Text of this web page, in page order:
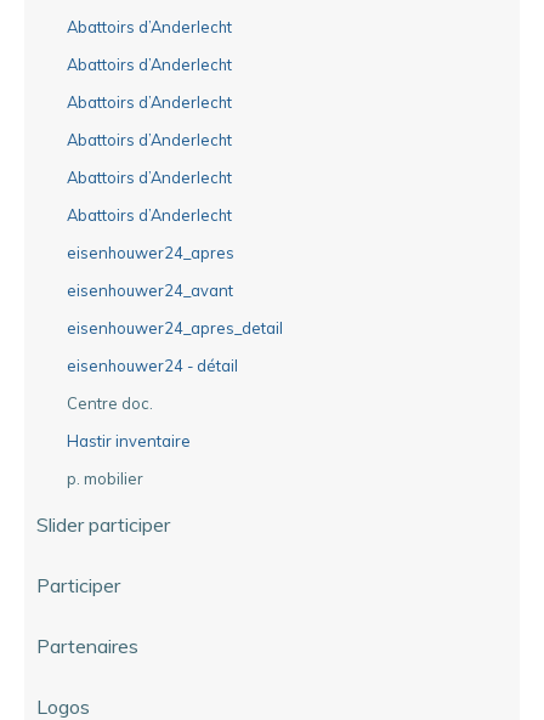
Abattoirs d’Anderlecht
Abattoirs d’Anderlecht
Abattoirs d’Anderlecht
Abattoirs d’Anderlecht
Abattoirs d’Anderlecht
Abattoirs d’Anderlecht
eisenhouwer24_apres
eisenhouwer24_avant
eisenhouwer24_apres_detail
eisenhouwer24 - détail
Centre doc.
Hastir inventaire
p. mobilier
Slider participer
Participer
Partenaires
Logos